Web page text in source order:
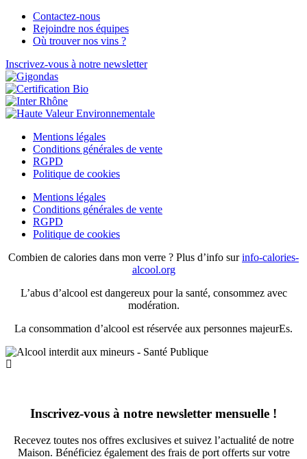
Contactez-nous
Rejoindre nos équipes
Où trouver nos vins ?
Inscrivez-vous à notre newsletter
Mentions légales
Conditions générales de vente
RGPD
Politique de cookies
Mentions légales
Conditions générales de vente
RGPD
Politique de cookies
Combien de calories dans mon verre ? Plus d’info surinfo-calories-
alcool.org
L’abus d’alcool est dangereux pour la santé, consommez avec
modération.
La consommation d’alcool est réservée aux personnes majeurEs.
Inscrivez-vous à notre newsletter mensuelle !
Recevez toutes nos offres exclusives et suivez l’actualité de notre
Maison. Bénéficiez également des frais de port offerts sur votre